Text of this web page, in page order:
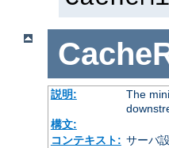
説明:
The
構文:
コンテキスト: サーバ